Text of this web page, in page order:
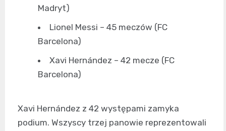
Madryt)
Lionel Messi – 45 meczów (FC
Barcelona)
Xavi Hernández – 42 mecze (FC
Barcelona)
Xavi Hernández z 42 występami zamyka
podium. Wszyscy trzej panowie reprezentowali